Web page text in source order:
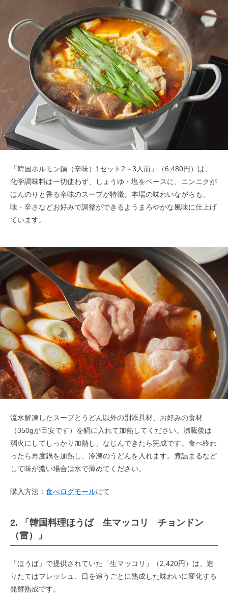
「韓国ホルモン鍋（辛味）1セット2～3人前」（6,480円）は、
化学調味料は一切使わず、しょうゆ・塩をベースに、ニンニクが
ほんのりと香る辛味のスープが特徴。本場の味わいながらも、
味・辛さなどお好みで調整ができるようまろやかな風味に仕上げ
ています。
流水解凍したスープとうどん以外の別添具材、お好みの食材
（350gが目安です）を鍋に入れて加熱してください。沸騰後は
弱火にしてしっかり加熱し、なじんできたら完成です。食べ終わ
ったら再度鍋を加熱し、冷凍のうどんを入れます。煮詰まるなど
して味が濃い場合は水で薄めてください。
購入方法： 食べログモールにて
2. 「韓国料理ほうば 生マッコリ チョンドン
（雷）」
「ほうば」で提供されていた「生マッコリ」（2,420円）は、造
りたてはフレッシュ、日を追うごとに熟成した味わいに変化する
発酵熟成です。